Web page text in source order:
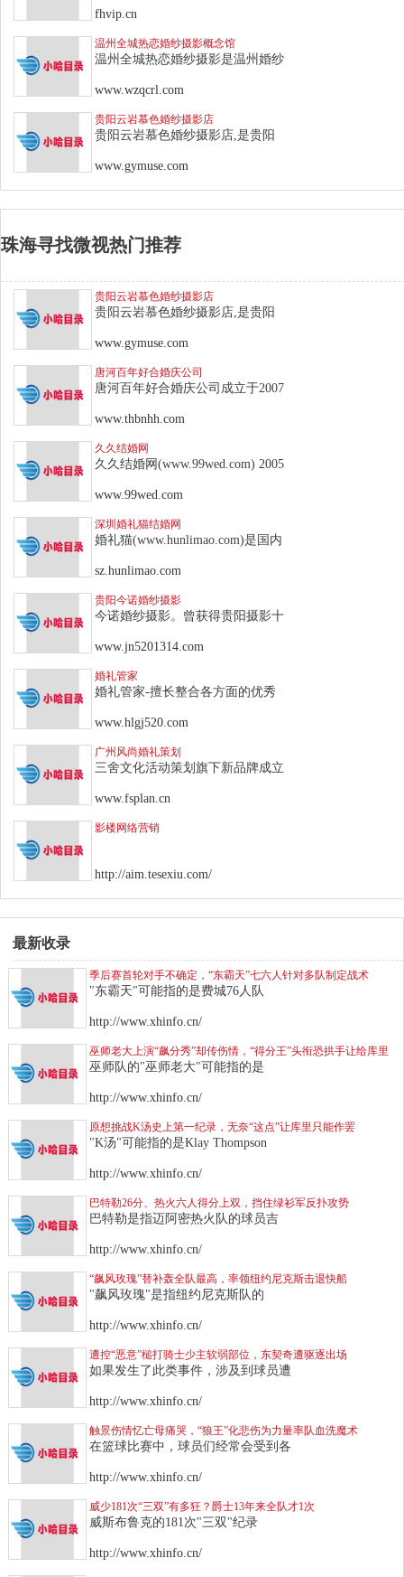
fhvip.cn
温州全城热恋婚纱摄影概念馆
温州全城热恋婚纱摄影是温州婚纱
www.wzqcrl.com
贵阳云岩慕色婚纱摄影店
贵阳云岩慕色婚纱摄影店,是贵阳
www.gymuse.com
珠海寻找微视热门推荐
贵阳云岩慕色婚纱摄影店
贵阳云岩慕色婚纱摄影店,是贵阳
www.gymuse.com
唐河百年好合婚庆公司
唐河百年好合婚庆公司成立于2007
www.thbnhh.com
久久结婚网
久久结婚网(www.99wed.com) 2005
www.99wed.com
深圳婚礼猫结婚网
婚礼猫(www.hunlimao.com)是国内
sz.hunlimao.com
贵阳今诺婚纱摄影
今诺婚纱摄影。曾获得贵阳摄影十
www.jn5201314.com
婚礼管家
婚礼管家-擅长整合各方面的优秀
www.hlgj520.com
广州风尚婚礼策划
三舍文化活动策划旗下新品牌成立
www.fsplan.cn
影楼网络营销
http://aim.tesexiu.com/
最新收录
季后赛首轮对手不确定，“东霸天”七六人针对多队制定战术
"东霸天"可能指的是费城76人队
http://www.xhinfo.cn/
巫师老大上演“飙分秀”却传伤情，“得分王”头衔恐拱手让给库里
巫师队的"巫师老大"可能指的是
http://www.xhinfo.cn/
原想挑战K汤史上第一纪录，无奈“这点”让库里只能作罢
"K汤"可能指的是Klay Thompson
http://www.xhinfo.cn/
巴特勒26分、热火六人得分上双，挡住绿衫军反扑攻势
巴特勒是指迈阿密热火队的球员吉
http://www.xhinfo.cn/
“飙风玫瑰”替补轰全队最高，率领纽约尼克斯击退快船
"飙风玫瑰"是指纽约尼克斯队的
http://www.xhinfo.cn/
遭控“恶意”槌打骑士少主软弱部位，东契奇遭驱逐出场
如果发生了此类事件，涉及到球员遭
http://www.xhinfo.cn/
触景伤情忆亡母痛哭，“狼王”化悲伤为力量率队血洗魔术
在篮球比赛中，球员们经常会受到各
http://www.xhinfo.cn/
威少181次“三双”有多狂？爵士13年来全队才1次
威斯布鲁克的181次"三双"纪录
http://www.xhinfo.cn/